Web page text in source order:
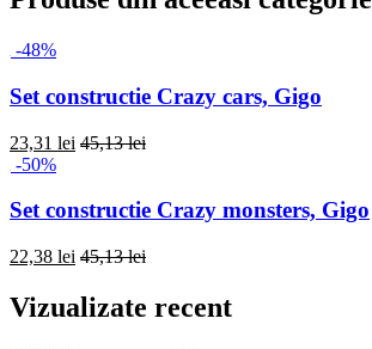
-48%
Set constructie Crazy cars, Gigo
23,31 lei 45,13 lei
-50%
Set constructie Crazy monsters, Gigo
22,38 lei 45,13 lei
Vizualizate recent